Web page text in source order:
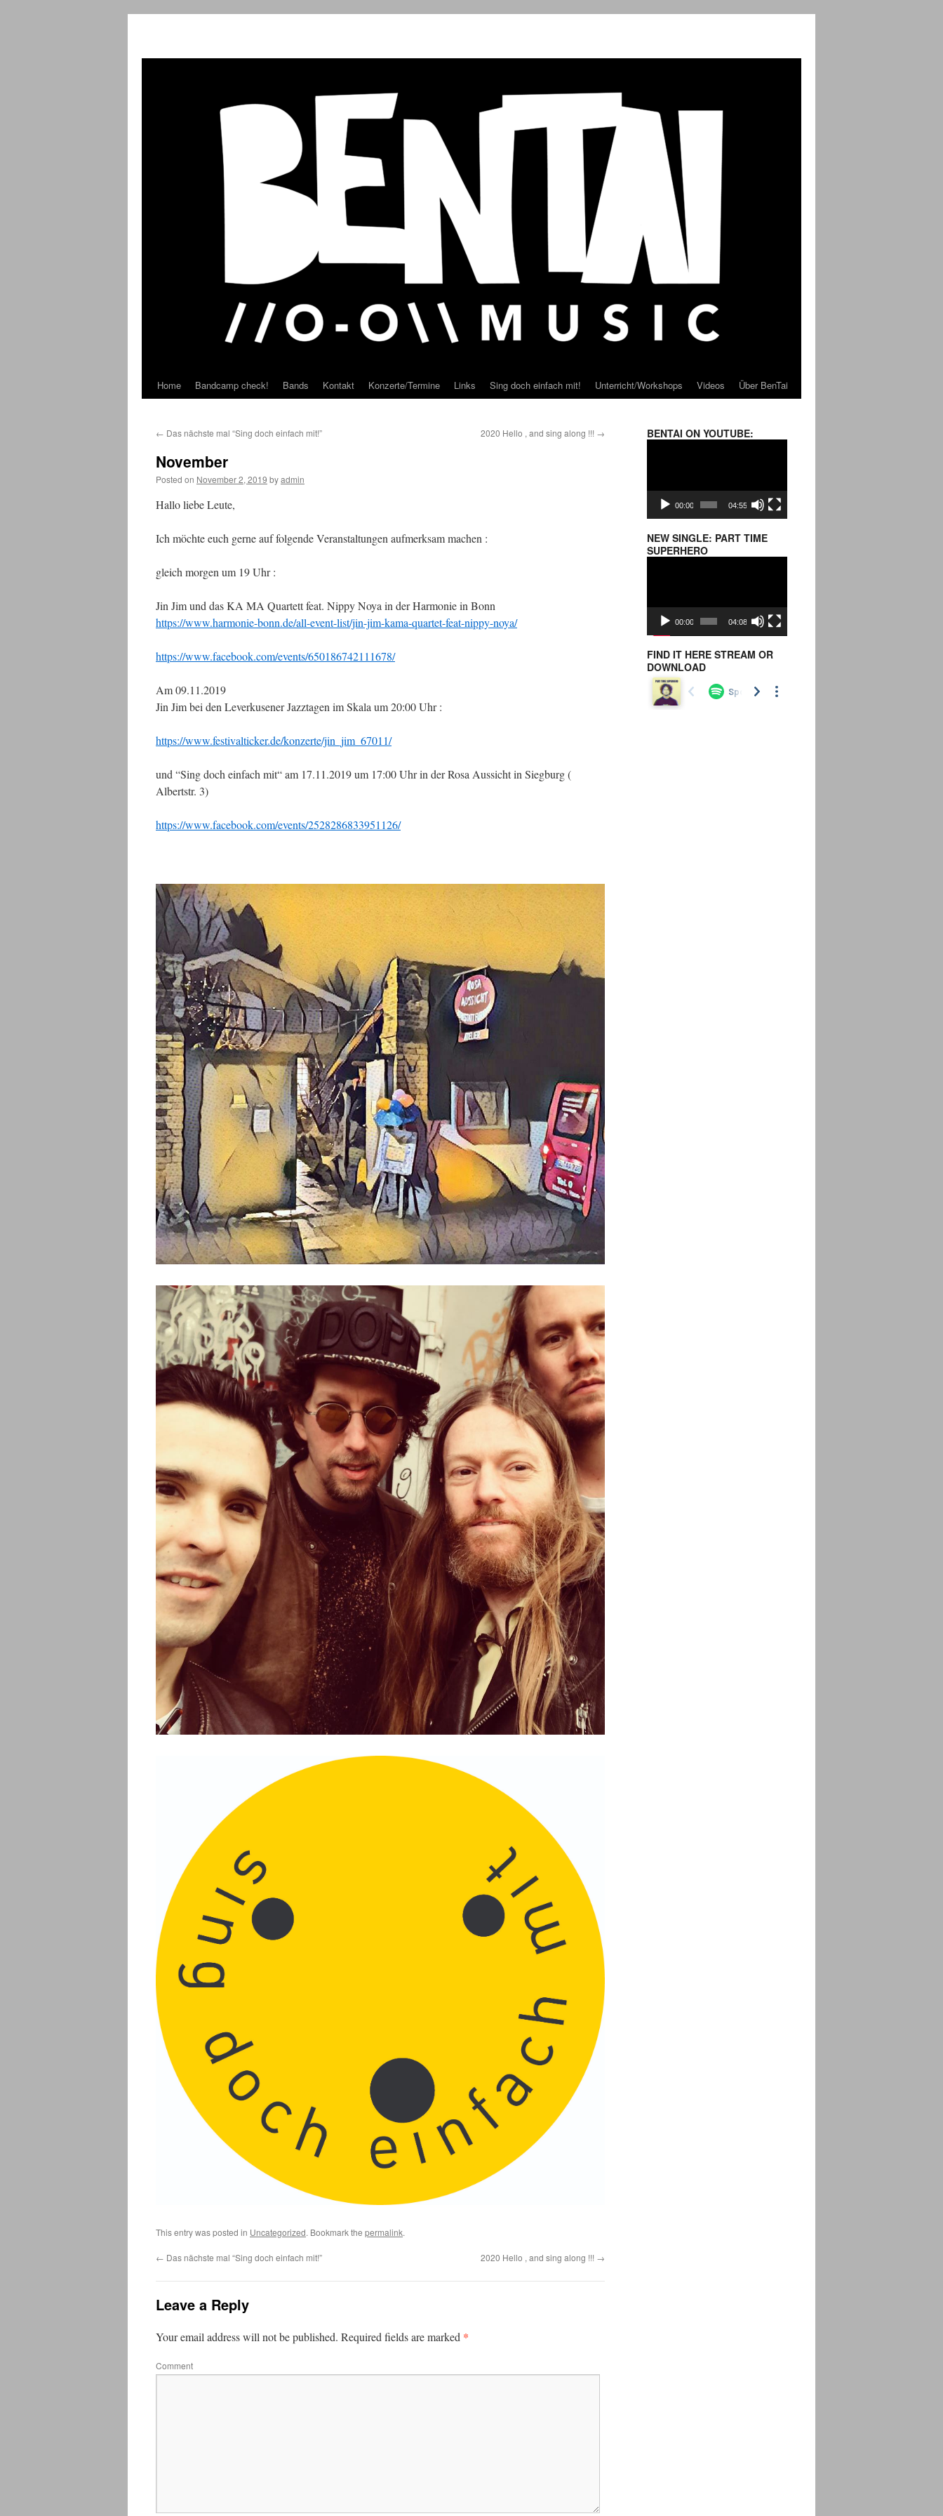
Skip
content
Home Bandcamp check! Bands Kontakt Konzerte/Termine Links Sing doch einfach mit! Unterricht/Workshops Videos Über BenTai
← Das nächste mal “Sing doch einfach mit!” 2020 Hello , and sing along !!! →
November
Posted on November 2, 2019 byadmin
Hallo liebe Leute,
Ich möchte euch gerne auf folgende Veranstaltungen aufmerksam machen :
gleich morgen um 19 Uhr :
Jin Jim und das KA MA Quartett feat. Nippy Noya in der Harmonie in Bonn
https://www.harmonie-bonn.de/all-event-list/jin-jim-kama-quartet-feat-nippy-noya/
https://www.facebook.com/events/650186742111678/
Am 09.11.2019
Jin Jim bei den Leverkusener Jazztagen im Skala um 20:00 Uhr :
https://www.festivalticker.de/konzerte/jin_jim_67011/
und “Sing doch einfach mit“ am 17.11.2019 um 17:00 Uhr in der Rosa Aussicht in Siegburg (
Albertstr. 3)
https://www.facebook.com/events/2528286833951126/
This entry was posted in Uncategorized. Bookmark the permalink.
← Das nächste mal “Sing doch einfach mit!” 2020 Hello , and sing along !!! →
Leave a Reply
Your email address will not be published. Required fields are marked *
Comment
BENTAI ON YOUTUBE:
00:00 04:55
NEW SINGLE: PART TIME
SUPERHERO
00:00 04:08
FIND IT HERE STREAM OR
DOWNLOAD